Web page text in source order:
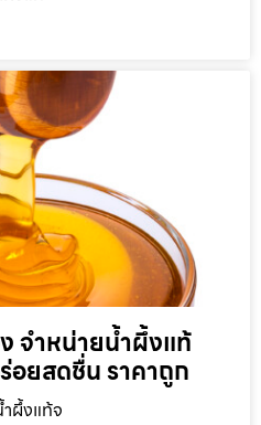
จำหน่ายน้ำผึ้งแท้
อยสดชื่น ราคาถูก
ผึ้งแท้จ